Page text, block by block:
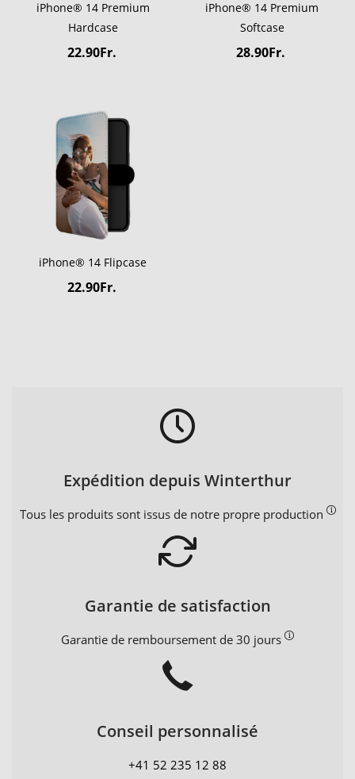
iPhone® 14 Premium
Hardcase
22.90Fr.
iPhone® 14 Premium
Softcase
28.90Fr.
iPhone® 14 Flipcase
22.90Fr.
Expédition depuis Winterthur
Tous les produits sont issus de notre propre production
Garantie de satisfaction
Garantie de remboursement de 30 jours
Conseil personnalisé
+41 52 235 12 88